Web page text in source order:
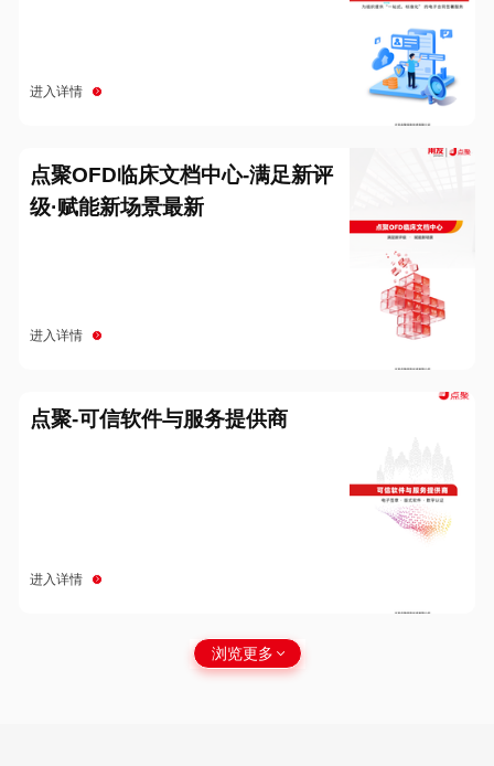
进入详情
点聚OFD临床文档中心-满足新评
级·赋能新场景最新
进入详情
点聚-可信软件与服务提供商
进入详情
浏览更多